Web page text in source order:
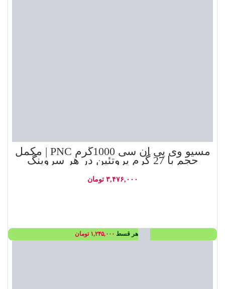
مسیو وی پی ان سی 1000گرم PNC | مکمل
حجم با 27 گرم پروتئین در هر سروینگ
۳,۴۷۶,۰۰۰ تومان
هر قسط ۱,۲۴۵,۰۰۰ تومان